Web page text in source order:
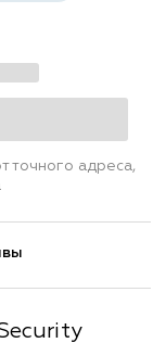
точного адреса,